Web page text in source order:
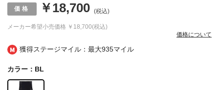
獲得ステージマイル：最大935マイル
メーカー希望小売価格 ￥18,700(税込)
￥18,700 (税込)
価格について
カラー：BL